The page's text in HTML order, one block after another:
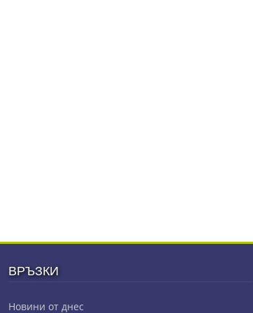
ВРЪЗКИ
Новини от днес